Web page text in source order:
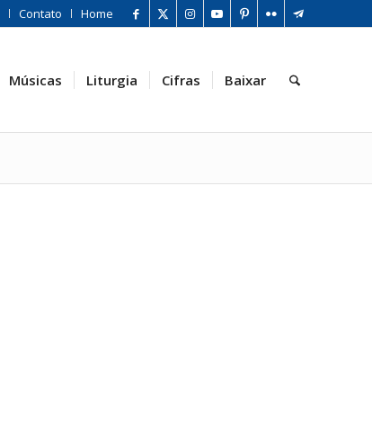
Contato Home
Músicas Liturgia Cifras Baixar